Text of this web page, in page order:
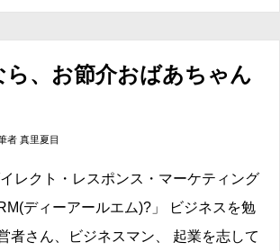
、お節介おばあちゃん
者 真里夏目
レクト・レスポンス・マーケティング
ディーアールエム)?」 ビジネスを勉
者さん、ビジネスマン、 起業を志して